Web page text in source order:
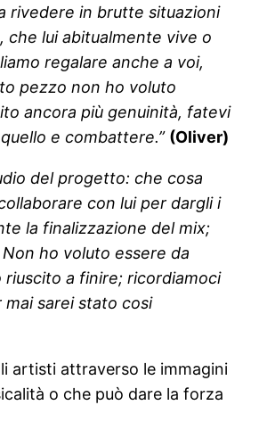
rivedere in brutte situazioni
che lui abitualmente vive o
regalare anche a voi,
pezzo non ho voluto
ancora più genuinità, fatevi
e combattere.” (Oliver)
del progetto: che cosa
con lui per dargli i
la finalizzazione del mix;
ho voluto essere da
a finire; ricordiamoci
sarei stato cosi
artisti attraverso le immagini
o che può dare la forza